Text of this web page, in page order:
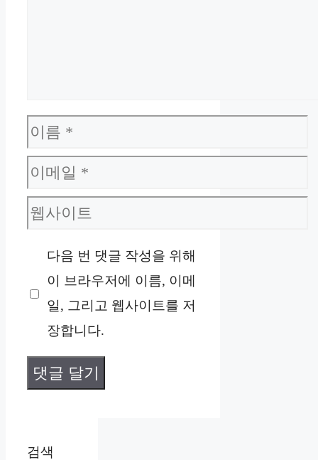
이
름
이
메
일
웹
사
다음 번 댓글 작성을 위해
이 브라우저에 이름, 이메
일, 그리고 웹사이트를 저
장합니다.
검색